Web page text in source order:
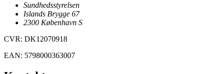
Sundhedsstyrelsen
Islands Brygge 67
2300 København S
CVR: DK12070918
EAN: 5798000363007